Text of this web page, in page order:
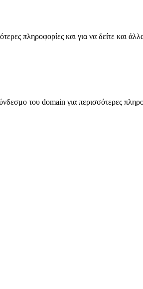
πληροφορίες και για να δείτε και
του domain για περισσότερες